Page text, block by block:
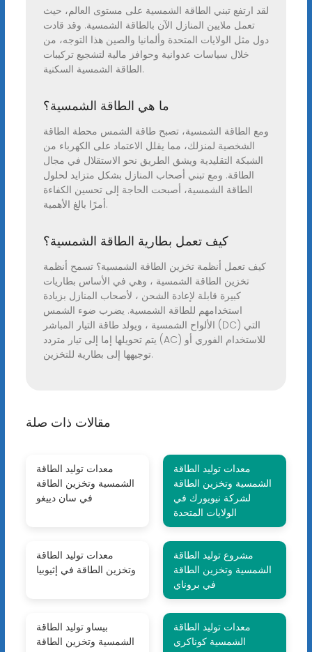
لقد ارتفع تبني الطاقة الشمسية على مستوى العالم، حيث
تعمل ملايين المنازل الآن بالطاقة الشمسية. وقد قادت
دول مثل الولايات المتحدة وألمانيا والصين هذا التوجه، من
خلال سياسات عدوانية وحوافز مالية لتشجيع تركيبات
الطاقة الشمسية السكنية.
ما هي الطاقة الشمسية؟
ومع الطاقة الشمسية، تصبح طاقة الشمس محطة الطاقة
الشخصية لمنزلك، مما يقلل الاعتماد على الكهرباء من
الشبكة التقليدية ويشق الطريق نحو الاستقلال في مجال
الطاقة. ومع تبني أصحاب المنازل بشكل متزايد لحلول
الطاقة الشمسية، أصبحت الحاجة إلى تحسين الكفاءة
أمرًا بالغ الأهمية.
كيف تعمل بطارية الطاقة الشمسية؟
كيف تعمل أنظمة تخزين الطاقة الشمسية؟ تسمح أنظمة
تخزين الطاقة الشمسية ، وهي في الأساس بطاريات
كبيرة قابلة لإعادة الشحن ، لأصحاب المنازل بزيادة
استخدامهم للطاقة الشمسية. يضرب ضوء الشمس
الألواح الشمسية ، ويولد طاقة التيار المباشر (DC) التي
يتم تحويلها إما إلى تيار متردد (AC) للاستخدام الفوري أو
توجيهها إلى بطارية للتخزين.
مقالات ذات صلة
معدات توليد الطاقة
الشمسية وتخزين الطاقة
في سان دييغو
معدات توليد الطاقة
الشمسية وتخزين الطاقة
لشركة نيويورك في
الولايات المتحدة
معدات توليد الطاقة
وتخزين الطاقة في إثيوبيا
مشروع توليد الطاقة
الشمسية وتخزين الطاقة
في بروناي
بيساو توليد الطاقة
الشمسية وتخزين الطاقة
معدات توليد الطاقة
الشمسية كوناكري